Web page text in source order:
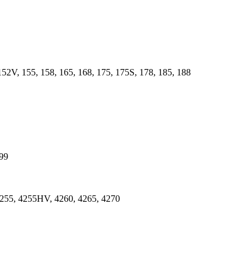
155, 158, 165, 168, 175, 175S, 178, 185, 188
4255HV, 4260, 4265, 4270